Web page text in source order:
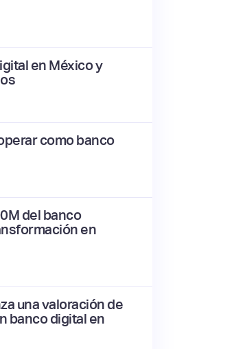
en México y
como banco
del banco
en
una valoración de
banco digital en